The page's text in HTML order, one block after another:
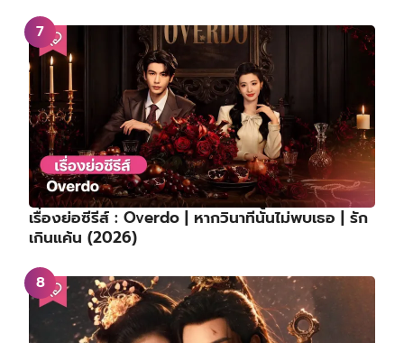
เรื่องย่อซีรีส์ : Overdo | หากวินาทีนั้นไม่พบเธอ | รัก
เกินแค้น (2026)